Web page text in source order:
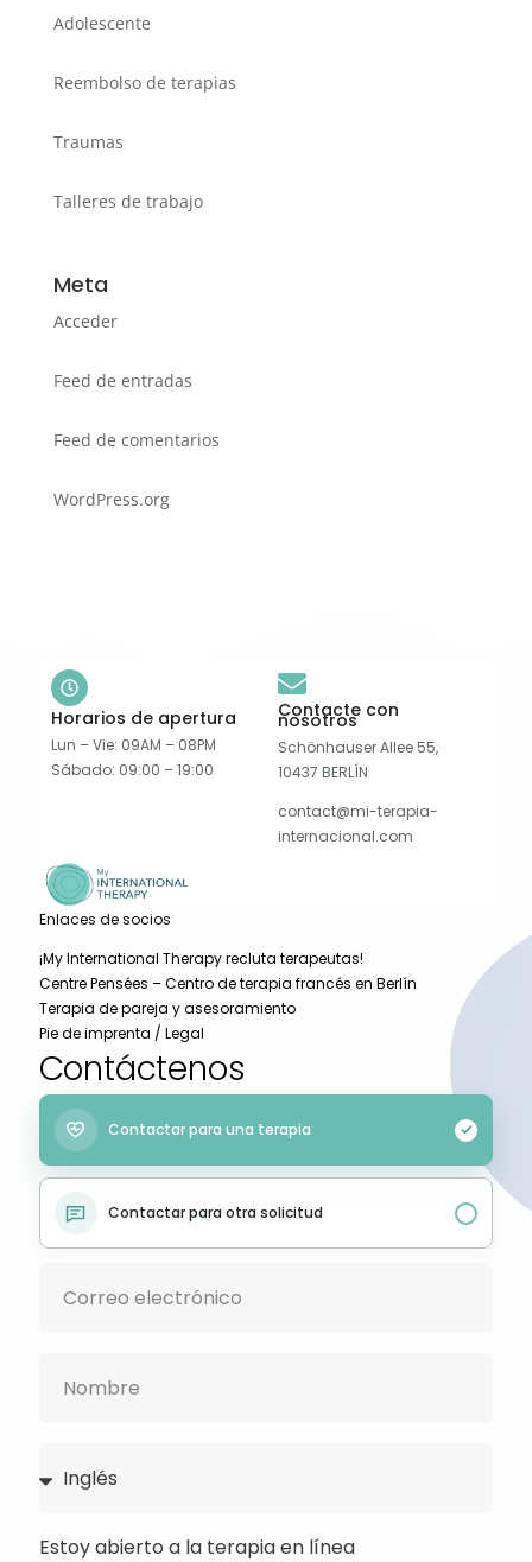
Adolescente
Reembolso de terapias
Traumas
Talleres de trabajo
Meta
Acceder
Feed de entradas
Feed de comentarios
WordPress.org
Horarios de apertura
Lun – Vie: 09AM – 08PM
Sábado: 09:00 – 19:00
Contacte con
nosotros
Schönhauser Allee 55,
10437 BERLÍN
contact@mi-terapia-
internacional.com
Enlaces de socios
¡My International Therapy recluta terapeutas!
Centre Pensées – Centro de terapia francés en Berlín
Terapia de pareja y asesoramiento
Pie de imprenta / Legal
Contáctenos
Contactar para una terapia
Contactar para otra solicitud
Estoy abierto a la terapia en línea